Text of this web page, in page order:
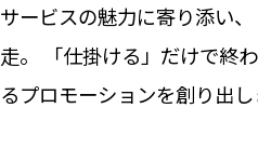
サービスの魅力に寄り添い
走。 「仕掛ける」だけで終
るプロモーションを創り出し